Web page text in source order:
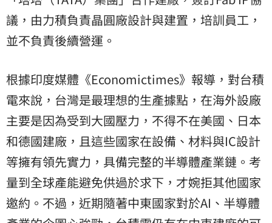
議，由力積負責晶圓廠設計與建置，培訓員工，
並不負責後續營運。
根據印度媒體《Economictimes》報導，對台積
電來說，台灣是最理想的生產據點，在海外設廠
主要是因為受到大國壓力，不得不在美國、日本
和德國建廠，且這些國家在設備、材料與IC設計
等擁有領先實力，具備完整的半導體產業鏈。考
量到全球產能避免供過於求下，才婉拒其他國家
邀約。不過，近期隨著中東國家對於AI、半導體